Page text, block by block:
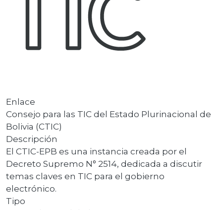
Enlace
Consejo para las TIC del Estado Plurinacional de
Bolivia (CTIC)
Descripción
El CTIC-EPB es una instancia creada por el
Decreto Supremo N° 2514, dedicada a discutir
temas claves en TIC para el gobierno
electrónico.
Tipo